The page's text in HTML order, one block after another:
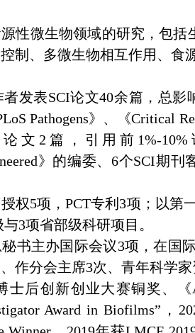
性微生物领域的研究，包括
制、多微生物相互作用、食
发表SCI论文40余篇，总影
Pathogens》、《Critical
文 2 篇，引用前 1%-10%
》的编委、 6个SCI期刊
权5项，PCT专利 3项；以第
与3项省部级科研项目。
书主办国际会议3项，在国
作分会主席3次、青年科学家
士后创新创业大赛铜奖、《
Award in Biofilms” ，